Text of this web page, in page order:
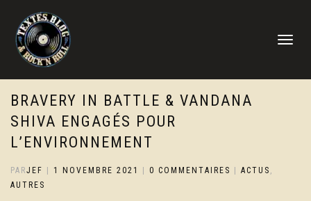
DÉPLIER
BRAVERY IN BATTLE & VANDANA
SHIVA ENGAGÉS POUR
L’ENVIRONNEMENT
PARJEF 1 NOVEMBRE 2021 0 COMMENTAIRES ACTUS ,
AUTRES